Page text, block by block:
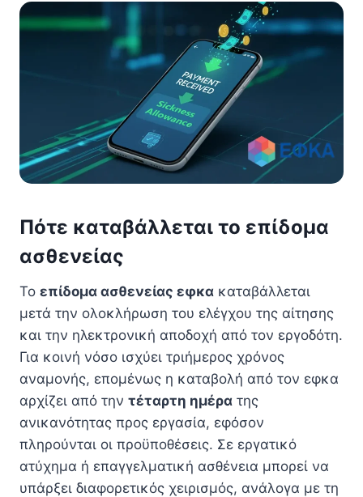
Πότε καταβάλλεται το επίδομα
ασθενείας
Το επίδομα ασθενείας εφκα καταβάλλεται
μετά την ολοκλήρωση του ελέγχου της αίτησης
και την ηλεκτρονική αποδοχή από τον εργοδότη.
Για κοινή νόσο ισχύει τριήμερος χρόνος
αναμονής, επομένως η καταβολή από τον εφκα
αρχίζει από την τέταρτη ημέρα της
ανικανότητας προς εργασία, εφόσον
πληρούνται οι προϋποθέσεις. Σε εργατικό
ατύχημα ή επαγγελματική ασθένεια μπορεί να
υπάρξει διαφορετικός χειρισμός, ανάλογα με τη